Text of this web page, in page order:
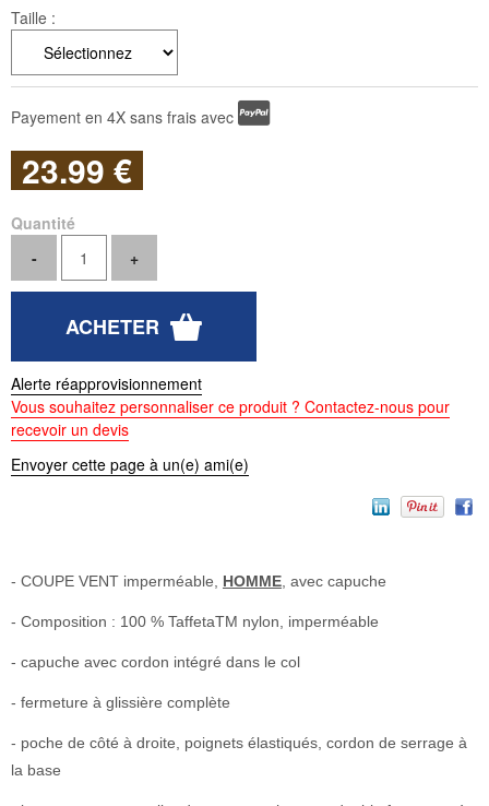
Taille :
Payement en 4X sans frais avec
23.99 €
Quantité
Alerte réapprovisionnement
Vous souhaitez personnaliser ce produit ? Contactez-nous pour
recevoir un devis
Envoyer cette page à un(e) ami(e)
- COUPE VENT imperméable, HOMME , avec capuche
- Composition : 100 % TaffetaTM nylon, imperméable
- capuche avec cordon intégré dans le col
- fermeture à glissière complète
- poche de côté à droite, poignets élastiqués, cordon de serrage à
la base